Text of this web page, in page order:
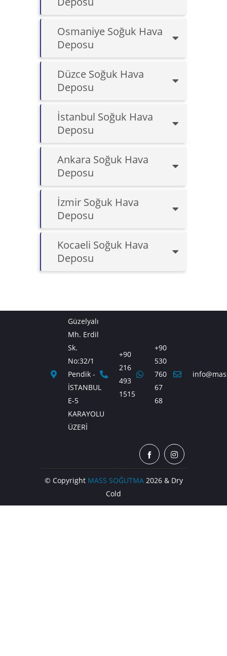
Osmaniye Soğuk Hava
Deposu
Düzce Soğuk Hava
Deposu
İstanbul Soğuk Hava
Deposu
Ankara Soğuk Hava
Deposu
İzmir Soğuk Hava
Deposu
Kocaeli Soğuk Hava
Deposu
Güzelyalı
Mh. Erdil
Sk.
No:32/1
Pendik -
İSTANBUL
E-5
KARAYOLU
ÜZERİ
+90
216
493
1515
+90
530
760
67
68
© CopyrightMASS SOĞUTMA2026 & Dry
Cold